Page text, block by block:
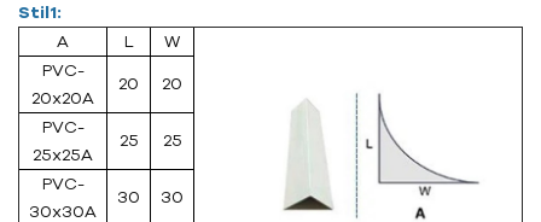
Stil1:
A
L
W
PVC-
20x20A
20 20
PVC-
25x25A
25 25
PVC-
30x30A
30 30